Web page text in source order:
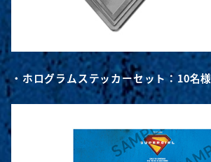
・ホログラムステッカーセット：10名様